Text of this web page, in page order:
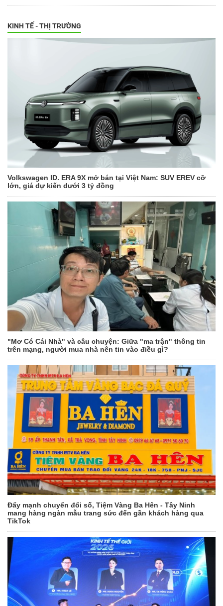
KINH TẾ - THỊ TRƯỜNG
Volkswagen ID. ERA 9X mở bán tại Việt Nam: SUV EREV cỡ
lớn, giá dự kiến dưới 3 tỷ đồng
"Mơ Có Cái Nhà" và câu chuyện: Giữa "ma trận" thông tin
trên mạng, người mua nhà nên tin vào điều gì?
Đẩy mạnh chuyển đổi số, Tiệm Vàng Ba Hên - Tây Ninh
mang hàng ngàn mẫu trang sức đến gần khách hàng qua
TikTok